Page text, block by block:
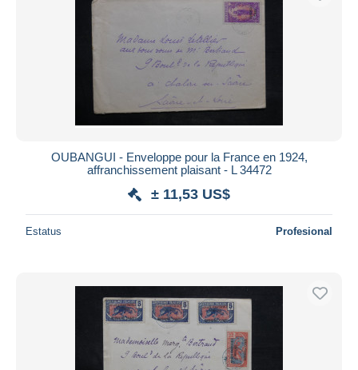
OUBANGUI - Enveloppe pour la France en 1924,
affranchissement plaisant - L 34472
± 11,53 US$
Estatus Profesional